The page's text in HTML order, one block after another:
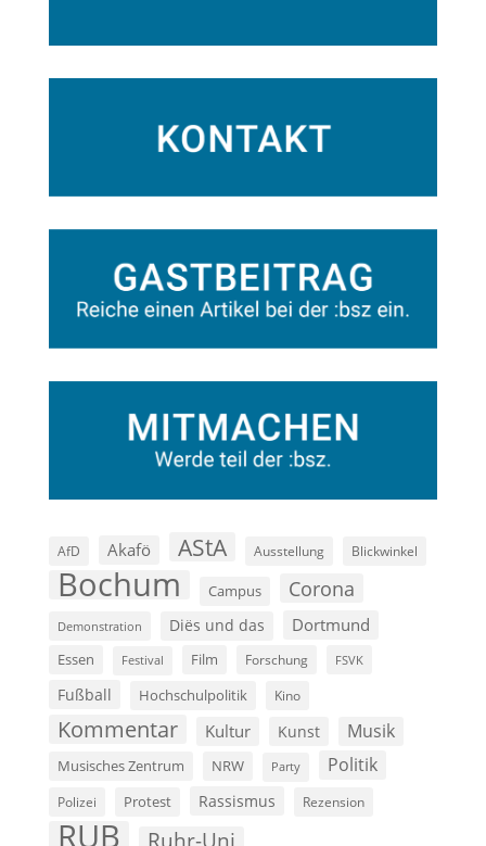
AfD Akafö AStA Ausstellung Blickwinkel
Bochum Campus Corona
Demonstration Diës und das Dortmund
Essen Festival Film Forschung FSVK
Fußball Hochschulpolitik Kino
Kommentar Kultur Kunst Musik
Musisches Zentrum NRW Party Politik
Polizei Protest Rassismus Rezension
RUB